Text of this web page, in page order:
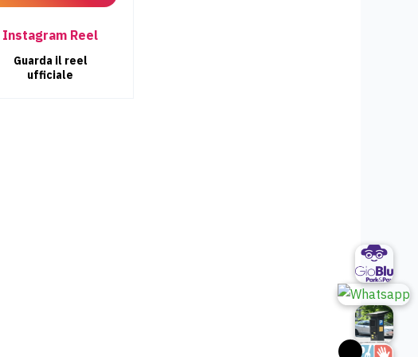
Instagram Reel
Guarda il reel
ufficiale